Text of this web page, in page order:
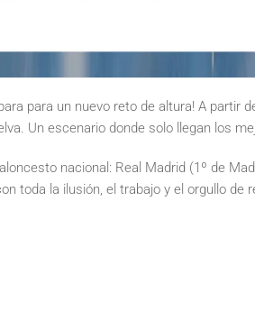
para un nuevo reto de altura! A partir
Un escenario donde solo llegan los
nacional: Real Madrid (1º de
toda la ilusión, el trabajo y el orgullo de